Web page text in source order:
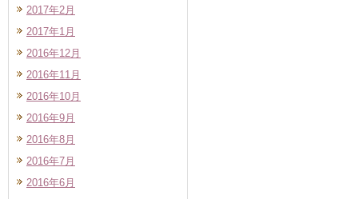
2017年2月
2017年1月
2016年12月
2016年11月
2016年10月
2016年9月
2016年8月
2016年7月
2016年6月